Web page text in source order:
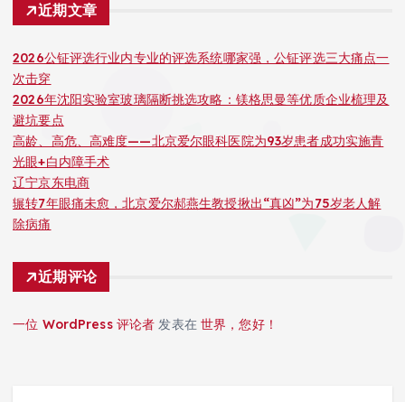
近期文章
2026公钲评选行业内专业的评选系统哪家强，公钲评选三大痛点一
次击穿
2026年沈阳实验室玻璃隔断挑选攻略：镁格思曼等优质企业梳理及
避坑要点
高龄、高危、高难度——北京爱尔眼科医院为93岁患者成功实施青
光眼+白内障手术
辽宁京东电商
辗转7年眼痛未愈，北京爱尔郝燕生教授揪出“真凶”为75岁老人解
除病痛
近期评论
一位 WordPress 评论者 发表在世界，您好！